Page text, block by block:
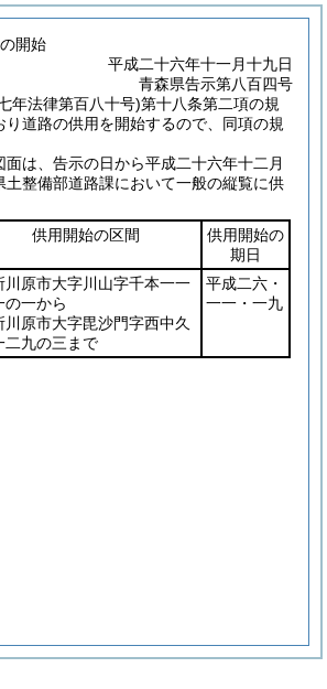
開始
平成二十六年十一月十九日
青森県告示第八百四号
年法律第百八十号)第十八条第二項の規
り道路の供用を開始するので、同項の規
面は、告示の日から平成二十六年十二月
土整備部道路課において一般の縦覧に供
供用開始の区間
供用開始の
期日
川原市大字川山字千本一一
の一から
川原市大字毘沙門字西中久
二九の三まで
平成二六・
一一・一九